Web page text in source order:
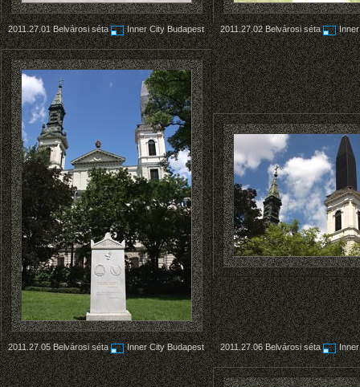
2011.27.01Belvárosi séta Inner City Budapest 2011.27.02Belvárosi séta
2011.27.05Belvárosi séta Inner City Budapest 2011.27.06Belvárosi séta